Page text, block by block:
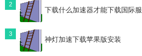
2
下载什么加速器才能下载国际服
3
神灯加速下载苹果版安装